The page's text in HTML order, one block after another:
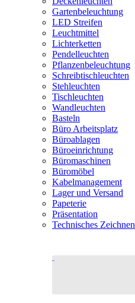
Gartenbeleuchtung
LED Streifen
Leuchtmittel
Lichterketten
Pendelleuchten
Pflanzenbeleuchtung
Schreibtischleuchten
Stehleuchten
Tischleuchten
Wandleuchten
Basteln
Büro Arbeitsplatz
Büroablagen
Büroeinrichtung
Büromaschinen
Büromöbel
Kabelmanagement
Lager und Versand
Papeterie
Präsentation
Technisches Zeichnen